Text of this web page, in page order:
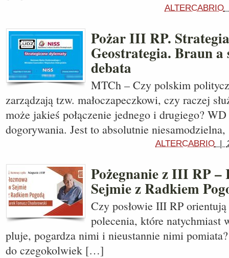
ALTERCABRIO
Pożar III RP.
Geostrategia. Braun a
debata
MTCh – Czy polskim
zarządzają tzw. małoczapeczkowi, czy raczej
może jakieś połączenie jednego i drugiego?
dogorywania. Jest to absolutnie
ALTERCABRIO |
Pożegnanie z III RP –
Sejmie z Radkiem
Czy posłowie III RP
polecenia, które natychmiast
pluje, pogardza nimi i nieustannie nimi
do czegokolwiek […]